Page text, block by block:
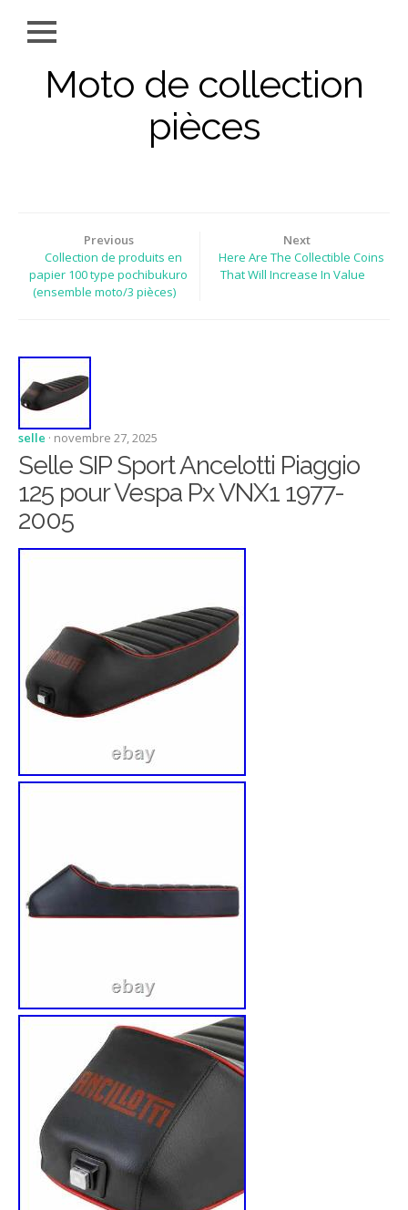
Moto de collection
pièces
Previous
Collection de produits en
papier 100 type pochibukuro
(ensemble moto/3 pièces)
Next
Here Are The Collectible Coins
That Will Increase In Value
selle · novembre 27, 2025
Selle SIP Sport Ancelotti Piaggio
125 pour Vespa Px VNX1 1977-
2005